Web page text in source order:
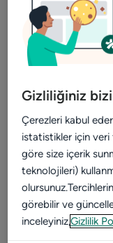
Kullanılan
20+
Tecrübe yılı
80+
Gizliliğiniz
Çerezleri kabul
istatistikler için veri
göre size içerik
teknolojileri)
görebilir ve
inceleyiniz,Gizlilik